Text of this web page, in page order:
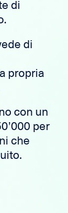
di
di
propria
con un
per
che